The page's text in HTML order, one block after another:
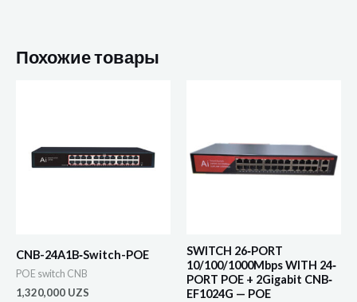
Похожие товары
CNB-24A1B‐Switch-POE
POE switch CNB
1,320,000 UZS
SWITCH 26‐PORT
10/100/1000Mbps WITH 24‐
PORT POE + 2Gigabit CNB‐
EF1024G — POE